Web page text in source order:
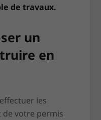
de travaux.
un
en
les
votre permis